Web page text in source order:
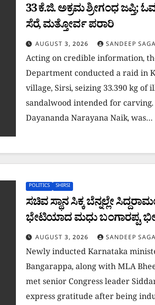
33 ಕೆ.ಜಿ. ಅಕ್ರಮ ಶ್ರೀಗಂಧ ಜಪ್ತಿ;
ಸೆರೆ, ಮತ್ತೋರ್ವ ಪರಾ​​ರಿ
AUGUST 3, 2026 SANDEEP
​Acting on credible information,
Department conducted a raid in
village, Sirsi, seizing 33.390 kg of
sandalwood intended for carving.
Dayananda Narayana Naik, was…
POLITICS SHIRSI
ಸಚಿವ ಸ್ಥಾನ ಸಿಕ್ಕ ಬೆನ್ನಲ್ಲೇ
ಭೇಟಿಯಾದ ಮಧು ಬಂಗಾರಪ್ಪ,
ಕೃತಜ್ಞತೆ ಸಲ್ಲಿಕೆ
AUGUST 3, 2026 SANDEEP
Newly inducted Karnataka
Bangarappa, along with MLA
met senior Congress leader
express gratitude after being